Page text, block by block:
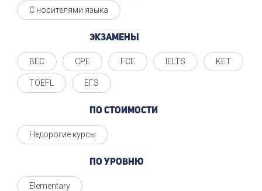
С носителями языка
Экзамены
BEC CPE FCE IELTS KET
TOEFL ЕГЭ
По стоимости
Недорогие курсы
По уровню
Elementary